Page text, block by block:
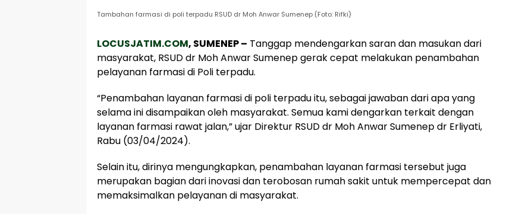
Tambahan farmasi di poli terpadu RSUD dr Moh Anwar Sumenep (Foto: Rifki)
LOCUSJATIM.COM, SUMENEP – Tanggap mendengarkan saran dan masukan dari
masyarakat, RSUD dr Moh Anwar Sumenep gerak cepat melakukan penambahan
pelayanan farmasi di Poli terpadu.
“Penambahan layanan farmasi di poli terpadu itu, sebagai jawaban dari apa yang
selama ini disampaikan oleh masyarakat. Semua kami dengarkan terkait dengan
layanan farmasi rawat jalan,” ujar Direktur RSUD dr Moh Anwar Sumenep dr Erliyati,
Rabu (03/04/2024).
Selain itu, dirinya mengungkapkan, penambahan layanan farmasi tersebut juga
merupakan bagian dari inovasi dan terobosan rumah sakit untuk mempercepat dan
memaksimalkan pelayanan di masyarakat.